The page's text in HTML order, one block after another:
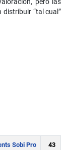
distribuir “tal cual”
Sobi Pro
43